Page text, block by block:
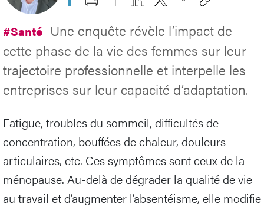
#Santé Une enquête révèle l’impact de
cette phase de la vie des femmes sur leur
trajectoire professionnelle et interpelle les
entreprises sur leur capacité d’adaptation.
Fatigue, troubles du sommeil, difficultés de
concentration, bouffées de chaleur, douleurs
articulaires, etc. Ces symptômes sont ceux de la
ménopause. Au-delà de dégrader la qualité de vie
au travail et d’augmenter l’absentéisme, elle modifie